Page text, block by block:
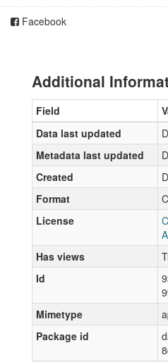
Facebook
Additional
Field
Data last updated
Metadata last updated
Created
Format
License
Has views
Id
Mimetype
Package id